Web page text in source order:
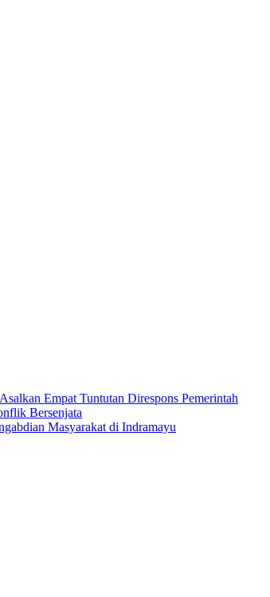
Empat Tuntutan Direspons Pemerintah
Bersenjata
Masyarakat di Indramayu